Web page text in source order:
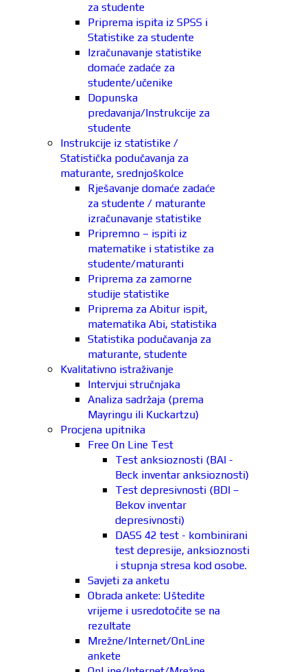
za studente
Priprema ispita iz SPSS i
Statistike za studente
Izračunavanje statistike
domaće zadaće za
studente/učenike
Dopunska
predavanja/Instrukcije za
studente
Instrukcije iz statistike /
Statistička podučavanja za
maturante, srednjoškolce
Rješavanje domaće zadaće
za studente / maturante
izračunavanje statistike
Pripremno – ispiti iz
matematike i statistike za
studente/maturanti
Priprema za zamorne
studije statistike
Priprema za Abitur ispit,
matematika Abi, statistika
Statistika podučavanja za
maturante, studente
Kvalitativno istraživanje
Intervjui stručnjaka
Analiza sadržaja (prema
Mayringu ili Kuckartzu)
Procjena upitnika
Free On Line Test
Test anksioznosti (BAI -
Beck inventar anksioznosti)
Test depresivnosti (BDI –
Bekov inventar
depresivnosti)
DASS 42 test - kombinirani
test depresije, anksioznosti
i stupnja stresa kod osobe.
Savjeti za anketu
Obrada ankete: Uštedite
vrijeme i usredotočite se na
rezultate
Mrežne/Internet/OnLine
ankete